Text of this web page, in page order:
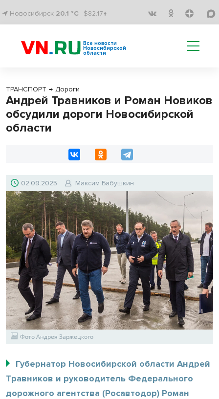
Новосибирск 20.1 °C $82.17↑
Все новости
Новосибирской
области
ТРАНСПОРТ → Дороги
Андрей Травников и Роман Новиков
обсудили дороги Новосибирской
области
02.09.2025 Максим Бабушкин
Фото Андрея Заржецкого
Губернатор Новосибирской области Андрей
Травников и руководитель Федерального
дорожного агентства (Росавтодор) Роман